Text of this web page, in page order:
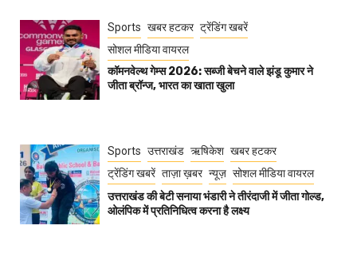
Sports खबर हटकर ट्रेंडिंग खबरें
सोशल मीडिया वायरल
कॉमनवेल्थ गेम्स 2026: सब्जी बेचने वाले झंडू कुमार ने
जीता ब्रॉन्ज, भारत का खाता खुला
Sports उत्तराखंड ऋषिकेश खबर हटकर
ट्रेंडिंग खबरें ताज़ा ख़बर न्यूज़ सोशल मीडिया वायरल
उत्तराखंड की बेटी सनाया भंडारी ने तीरंदाजी में जीता गोल्ड,
ओलंपिक में प्रतिनिधित्व करना है लक्ष्य